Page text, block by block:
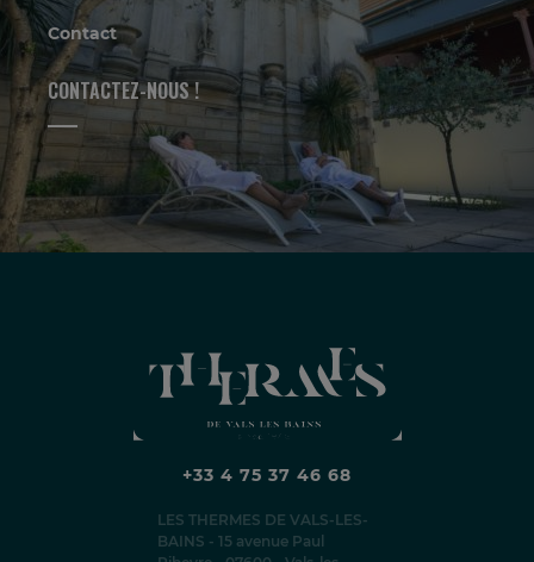
Contact
CONTACTEZ-NOUS !
+33 4 75 37 46 68
LES THERMES DE VALS-LES-
BAINS - 15 avenue Paul